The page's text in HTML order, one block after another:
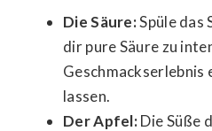
Die Säure:Spüle das
dir pure Säure zu
lassen.
Der Apfel:Die Süße